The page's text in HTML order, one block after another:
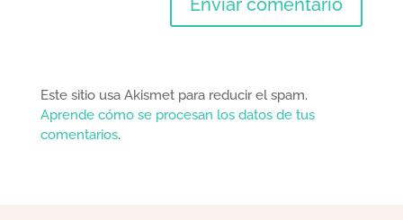
Este sitio usa Akismet para reducir el spam.
Aprende cómo se procesan los datos de tus
comentarios.